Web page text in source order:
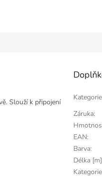
Slouží k připojení
Kategorie
Záruka:
EAN:
Barva:
Délka [m]
Kategorie